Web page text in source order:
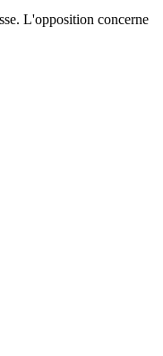
L'opposition concerne